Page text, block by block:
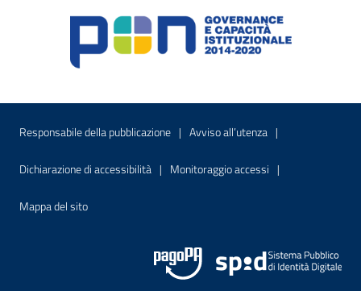
Menu di servizio
Responsabile della pubblicazione Sito interno - Apre in una nuova
Avviso all’utenza Sito interno -
Dichiarazione di accessibilità Sito interno - Apre in una nuova finestra
Monitoraggio accessi Sito interno -
Mappa del sitoSito interno - Apre nella stessa finestra